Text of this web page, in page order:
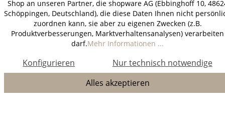
Shop an unseren Partner, die shopware AG (Ebbinghoff 10,
Schöppingen, Deutschland), die diese Daten Ihnen nicht
zuordnen kann, sie aber zu eigenen Zwecken (z.B.
Produktverbesserungen, Marktverhaltensanalysen) verarbeiten
darf.Mehr Informationen ...
Nur technisch notwendige
Konfigurieren
Alles akzeptieren